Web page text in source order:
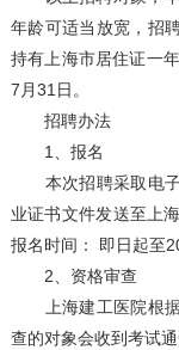
年龄可适当放宽，招
持有上海市居住证一
7月31日。
招聘办法
1、报名
本次招聘采取电子
业证书文件发送至上
报名时间： 即日起至
2、资格审查
上海建工医院根据
查的对象会收到考试通